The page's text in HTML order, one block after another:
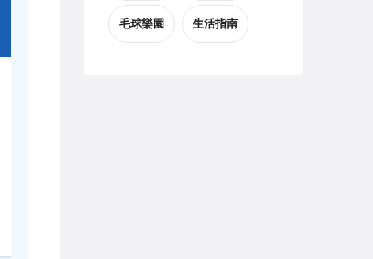
毛球樂園 生活指南